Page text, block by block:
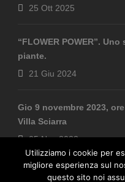
25 Ott 2025
“FLOWER POWER”.
piante.
21 Giu 2024
Gio 9 novembre 2023,
Villa Sciarra
05 Nov 2023
Utilizziamo i cookie per
migliore esperienza sul
questo sito noi